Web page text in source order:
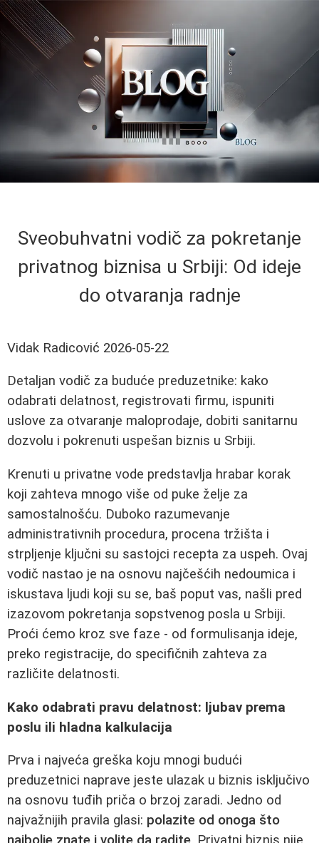
Sveobuhvatni vodič za pokretanje
privatnog biznisa u Srbiji: Od ideje
do otvaranja radnje
Vidak Radicović 2026-05-22
Detaljan vodič za buduće preduzetnike: kako
odabrati delatnost, registrovati firmu, ispuniti
uslove za otvaranje maloprodaje, dobiti sanitarnu
dozvolu i pokrenuti uspešan biznis u Srbiji.
Krenuti u privatne vode predstavlja hrabar korak
koji zahteva mnogo više od puke želje za
samostalnošću. Duboko razumevanje
administrativnih procedura, procena tržišta i
strpljenje ključni su sastojci recepta za uspeh. Ovaj
vodič nastao je na osnovu najčešćih nedoumica i
iskustava ljudi koji su se, baš poput vas, našli pred
izazovom pokretanja sopstvenog posla u Srbiji.
Proći ćemo kroz sve faze - od formulisanja ideje,
preko registracije, do specifičnih zahteva za
različite delatnosti.
Kako odabrati pravu delatnost: ljubav prema
poslu ili hladna kalkulacija
Prva i najveća greška koju mnogi budući
preduzetnici naprave jeste ulazak u biznis isključivo
na osnovu tuđih priča o brzoj zaradi. Jedno od
najvažnijih pravila glasi: polazite od onoga što